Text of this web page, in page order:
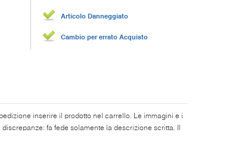
Articolo Danneggiato
Cambio per errato Acquisto
inserire il prodotto nel carrello. Le immagini e i
fa fede solamente la descrizione scritta. Il